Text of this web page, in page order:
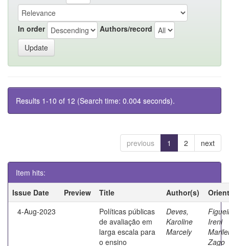
In order Authors/record
Results 1-10 of 12 (Search time: 0.004 seconds).
previous 1 2 next
Item hits:
Issue Date
Preview Title Author(s)
4-Aug-2023
Políticas públicas
de avaliação em
larga escala para
o ensino
Deves,
Karoline
Marcely
Ireni
Zago